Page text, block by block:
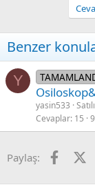
i
o
s
Benzer
Y
yasin533
Cevaplar 15
Paylaş: